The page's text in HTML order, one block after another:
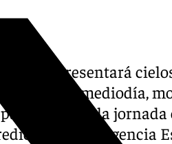
Sevilla presentará
hasta el mediodía,
para finalizar la jornada
de la Agencia